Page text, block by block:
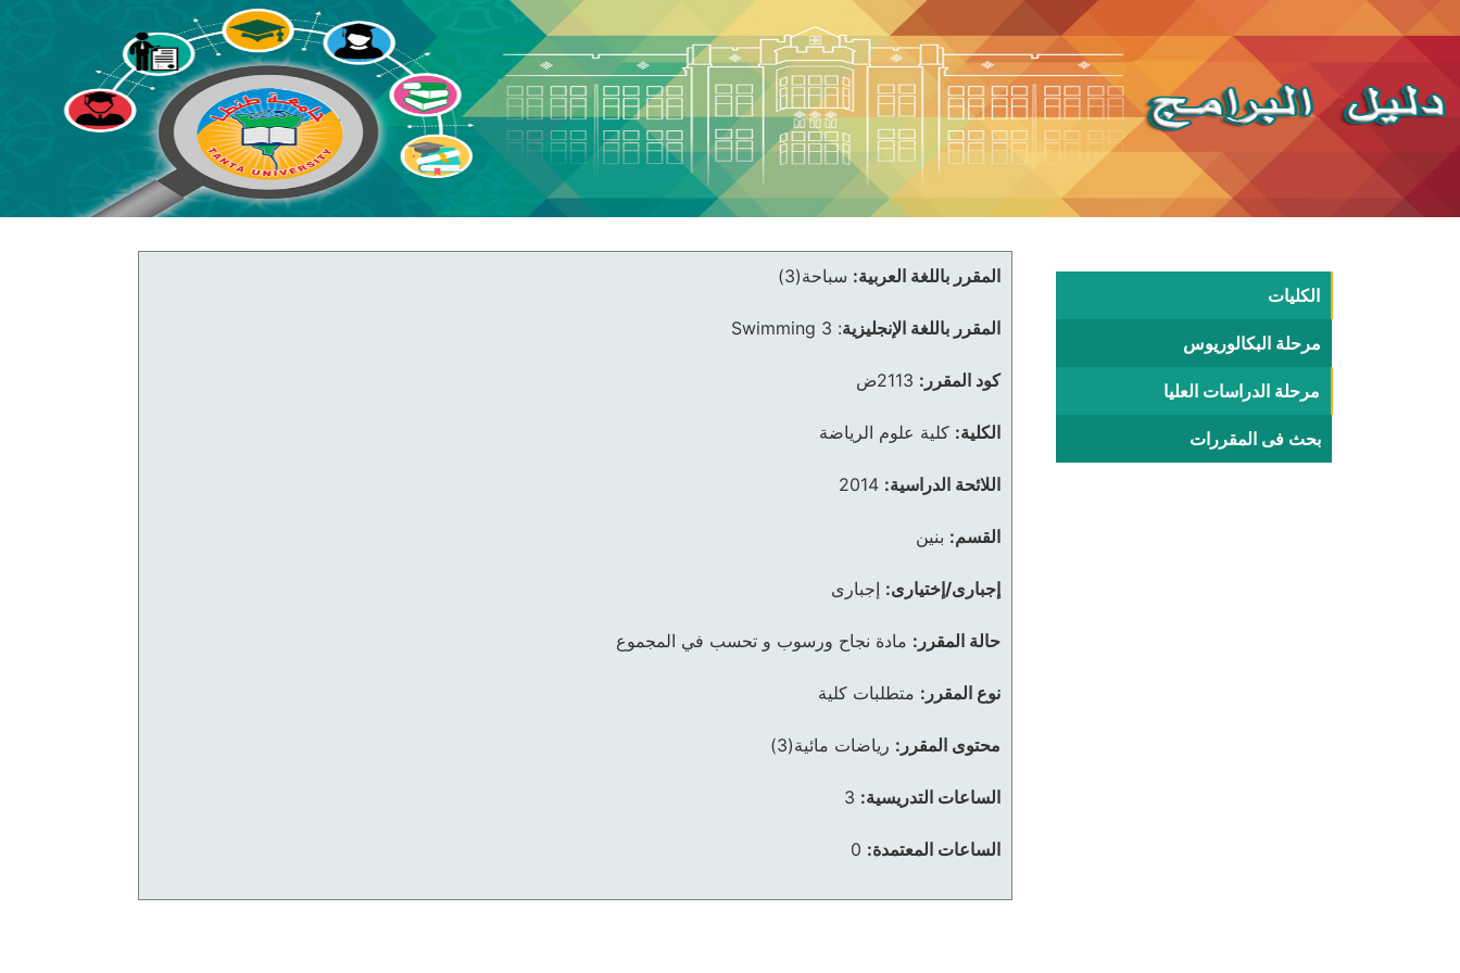
الكليات
مرحلة البكالوريوس
مرحلة الدراسات العليا
بحث فى المقررات
المقرر باللغة العربية: سباحة(3)
المقرر باللغة الإنجليزية:
Swimming 3
كود المقرر: 2113ض
الكلية: كلية علوم الرياضة
اللائحة الدراسية: 2014
القسم: بنين
إجبارى/إختيارى: إجبارى
حالة المقرر: مادة نجاح ورسوب و تحسب في المجموع
نوع المقرر: متطلبات كلية
محتوى المقرر: رياضات مائية(3)
الساعات التدريسية: 3
الساعات المعتمدة: 0